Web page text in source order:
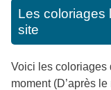
Les coloriages
site
Voici les coloriages
moment (D’après